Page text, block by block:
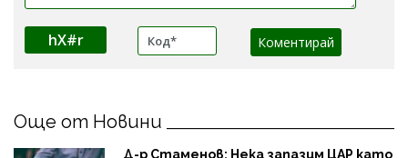
hX#r
Още от Новини
Д-р Стаменов: Нека запазим ЦАР като